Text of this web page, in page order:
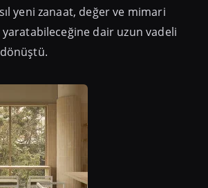
yeni zanaat, değer ve mimari
dair uzun vadeli